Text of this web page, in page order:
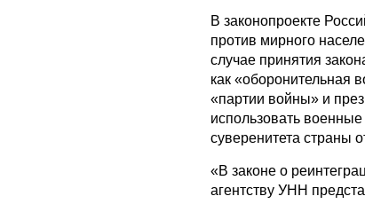
В законопроекте
против мирного
случае принятия
как «оборонительная
«партии войны» и
использовать
суверенитета страны
«В законе о
агентству УНН